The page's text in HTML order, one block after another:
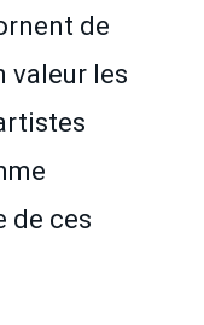
de
valeur les
de ces